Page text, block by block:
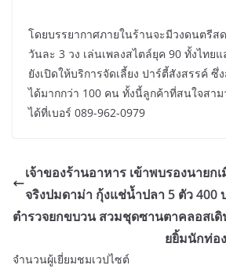
โดยบรรยากาศภายในร้านจะมีวงดนตรี
วันละ 3 วง เล่นเพลงสไตล์ยุค 90 ทั้งไทย
ยังเปิดให้บริการจัดเลี้ยง ปาร์ตี้สังสรรค์ ซึ่
ได้มากกว่า 100 คน ทั้งนี้ลูกค้าที่สนใจสา
ได้ที่เบอร์ 089-962-0979
เจ้าของร้านอาหาร เข้าพบรองนายก
จริงปมดาม่า กุ้งแช่น้ำปลา 5 ตัว 400
ตำรวจยกขบวน สวมชุดซานตาคลอสเดิ
ยยิ้มนักท่อ
จำนวนผู้เยี่ยมชมเวปไซต์